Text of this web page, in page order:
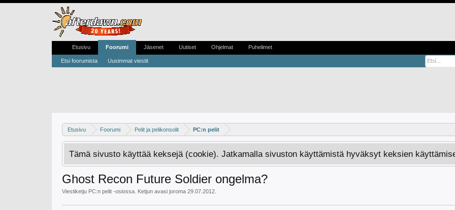
Etusivu Foorumi Pelit ja pelikonsolit PC:n pelit
Tämä sivusto käyttää keksejä (cookie). Jatkamalla sivuston käyttämistä hyväksyt keksien
Ghost Recon Future Soldier ongelma?
Viestiketju PC:n pelit -osiossa. Ketjun avasi joroma 29.07.2012
Etusivu Foorumi
Etsi foorumista Uusimmat viestit
Jäsenet Uutiset Ohjelmat Puhelimet